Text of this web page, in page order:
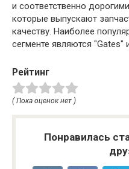
и соответственно
которые выпускают
качеству. Наиболее
сегменте являются "Gates"
Рейтинг
( Пока оценок нет )
Понравилась